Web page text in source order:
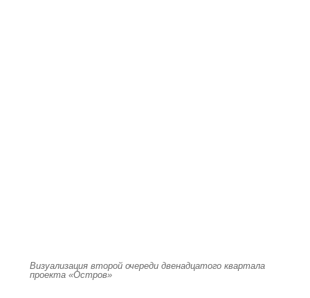
Визуализация второй очереди двенадцатого квартала
проекта «Остров»